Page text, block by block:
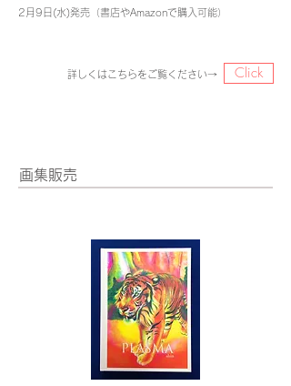
2月9日(水)発売（書店やAmazonで購入可能）
詳しくはこちらをご覧ください→ Click
​画集販売